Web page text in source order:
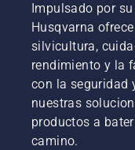
Impulsado por
Husqvarna
silvicultura,
rendimiento y la
con la seguridad
nuestras
productos a
camino.